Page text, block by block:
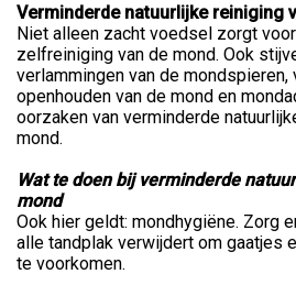
Verminderde natuurlijke reiniging
Niet alleen zacht voedsel zorgt
zelfreiniging van de mond. Ook
verlammingen van de mondspieren,
openhouden van de mond en
oorzaken van verminderde
mond.
Wat te doen bij verminderde
mond
Ook hier geldt: mondhygiëne. Zorg
alle tandplak verwijdert om gaatjes
te voorkomen.